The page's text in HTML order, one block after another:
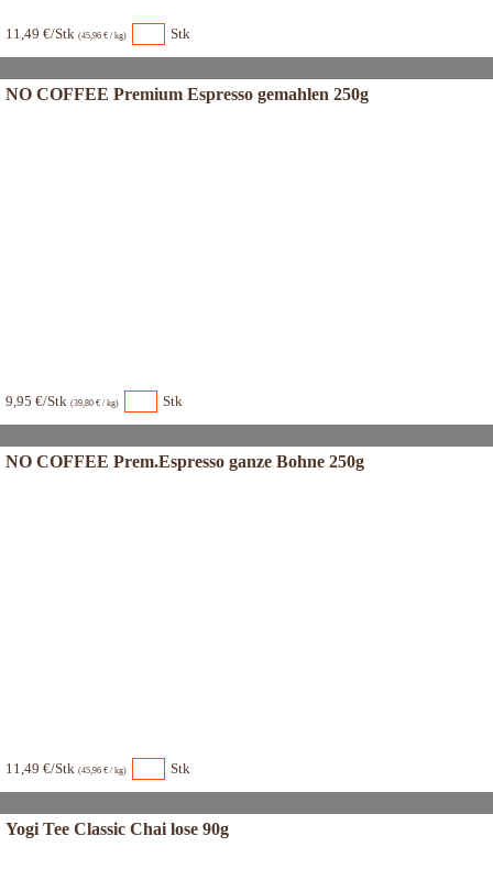
11,49 €/Stk (45,96 € / kg) Stk
NO COFFEE Premium Espresso gemahlen 250g
9,95 €/Stk (39,80 € / kg) Stk
NO COFFEE Prem.Espresso ganze Bohne 250g
11,49 €/Stk (45,96 € / kg) Stk
Yogi Tee Classic Chai lose 90g